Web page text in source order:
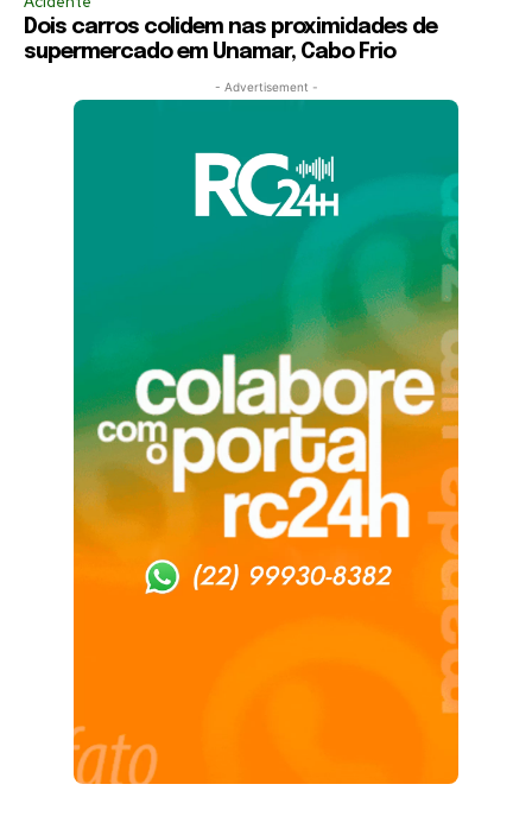
Dois carros colidem nas proximidades de
supermercado em Unamar, Cabo Frio
- Advertisement -